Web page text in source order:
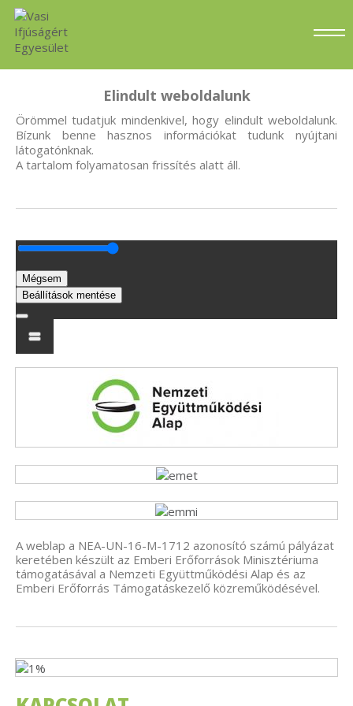
Elindult weboldalunk
Örömmel tudatjuk mindenkivel, hogy elindult weboldalunk.
Bízunk benne hasznos információkat tudunk nyújtani
látogatónknak.
A tartalom folyamatosan frissítés alatt áll.
Mégsem
Beállítások mentése
A weblap a NEA-UN-16-M-1712 azonosító számú pályázat
keretében készült az Emberi Erőforrások Minisztériuma
támogatásával a Nemzeti Együttműködési Alap és az
Emberi Erőforrás Támogatáskezelő közreműködésével.